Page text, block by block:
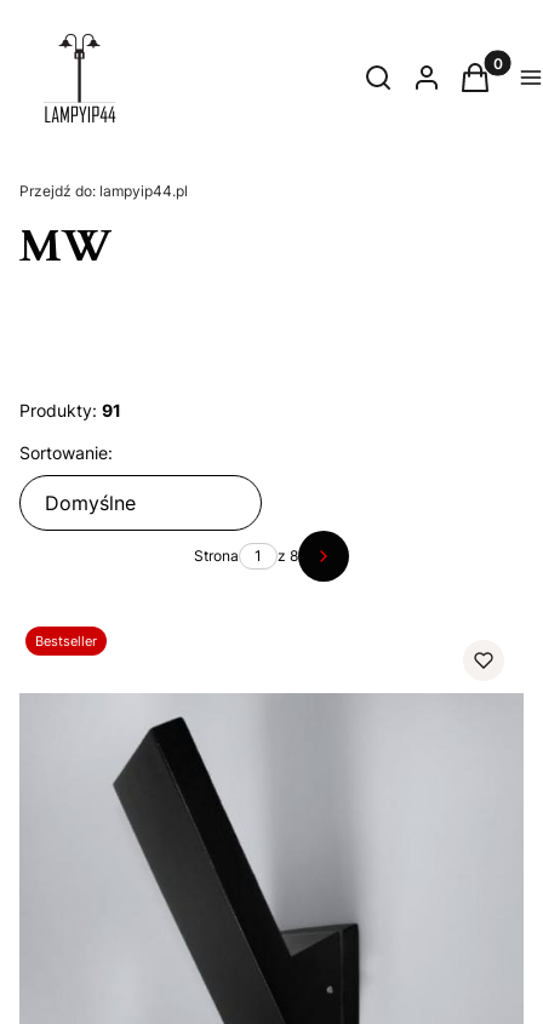
Otwórz
SzukajZaloguj sięKoszyk
Przejdź do: lampyip44.pl
MW
Produkty: 91
Lista produktów
Sortowanie:
Domyślne
Strona z 8 Następne produkty
Bestseller